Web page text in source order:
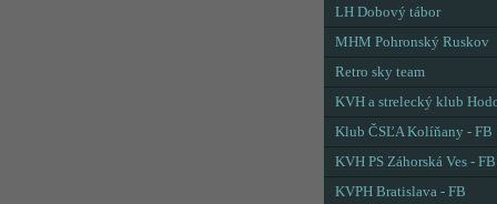
LH Dobový tábor
MHM Pohronský Ruskov
Retro sky team
KVH a strelecký klub
Klub ČSĽA Kolíňany - FB
KVH PS Záhorská Ves - FB
KVPH Bratislava - FB